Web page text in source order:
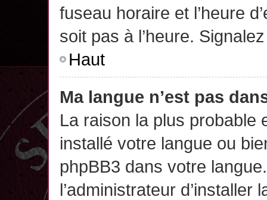
fuseau horaire et l’heure
soit pas à l’heure.
Haut
Ma langue n’est pas
La raison la plus probable
installé votre langue ou
phpBB3 dans votre
l’administrateur d’installer